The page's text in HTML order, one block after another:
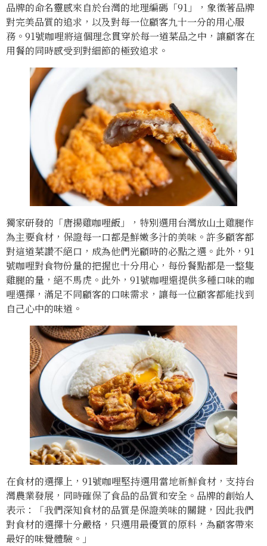
品牌的命名靈感來自於台灣的地理編碼「91」，象徵著品牌
對完美品質的追求，以及對每一位顧客九十一分的用心服
務。91號咖哩將這個理念貫穿於每一道菜品之中，讓顧客在
用餐的同時感受到對細節的極致追求。
獨家研發的「唐揚雞咖哩飯」，特別選用台灣放山土雞腿作
為主要食材，保證每一口都是鮮嫩多汁的美味。許多顧客都
對這道菜讚不絕口，成為他們光顧時的必點之選。此外，91
號咖哩對食物份量的把握也十分用心，每份餐點都是一整隻
雞腿的量，絕不馬虎。此外，91號咖哩還提供多種口味的咖
哩選擇，滿足不同顧客的口味需求，讓每一位顧客都能找到
自己心中的味道。
在食材的選擇上，91號咖哩堅持選用當地新鮮食材，支持台
灣農業發展，同時確保了食品的品質和安全。品牌的創始人
表示：「我們深知食材的品質是保證美味的關鍵，因此我們
對食材的選擇十分嚴格，只選用最優質的原料，為顧客帶來
最好的味覺體驗。」